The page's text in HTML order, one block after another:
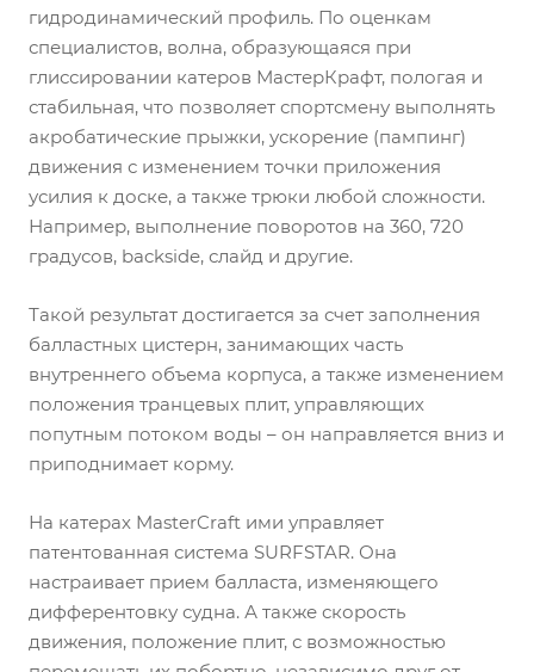
гидродинамический профиль. По оценкам
специалистов, волна, образующаяся при
глиссировании катеров МастерКрафт, пологая и
стабильная, что позволяет спортсмену выполнять
акробатические прыжки, ускорение (пампинг)
движения с изменением точки приложения
усилия к доске, а также трюки любой сложности.
Например, выполнение поворотов на 360, 720
градусов, backside, слайд и другие.
Такой результат достигается за счет заполнения
балластных цистерн, занимающих часть
внутреннего объема корпуса, а также изменением
положения транцевых плит, управляющих
попутным потоком воды – он направляется вниз и
приподнимает корму.
На катерах MasterCraft ими управляет
патентованная система SURFSTAR. Она
настраивает прием балласта, изменяющего
дифферентовку судна. А также скорость
движения, положение плит, с возможностью